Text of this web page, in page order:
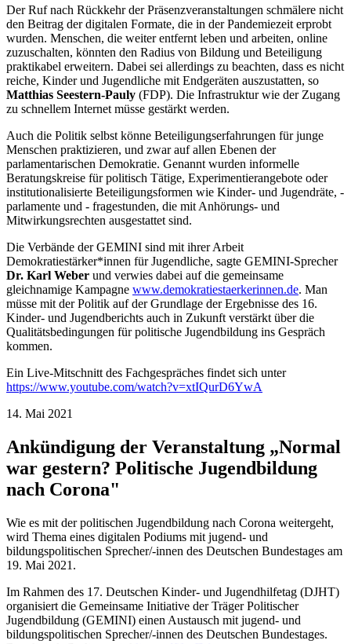
Der Ruf nach Rückkehr der Präsenzveranstaltungen schmälere nicht
den Beitrag der digitalen Formate, die in der Pandemiezeit erprobt
wurden. Menschen, die weiter entfernt leben und arbeiten, online
zuzuschalten, könnten den Radius von Bildung und Beteiligung
praktikabel erweitern. Dabei sei allerdings zu beachten, dass es nicht
reiche, Kinder und Jugendliche mit Endgeräten auszustatten, so
Matthias Seestern-Pauly (FDP). Die Infrastruktur wie der Zugang
zu schnellem Internet müsse gestärkt werden.
Auch die Politik selbst könne Beteiligungserfahrungen für junge
Menschen praktizieren, und zwar auf allen Ebenen der
parlamentarischen Demokratie. Genannt wurden informelle
Beratungskreise für politisch Tätige, Experimentierangebote oder
institutionalisierte Beteiligungsformen wie Kinder- und Jugendräte, -
parlamente und - fragestunden, die mit Anhörungs- und
Mitwirkungsrechten ausgestattet sind.
Die Verbände der GEMINI sind mit ihrer Arbeit
Demokratiestärker*innen für Jugendliche, sagte GEMINI-Sprecher
Dr. Karl Weber und verwies dabei auf die gemeinsame
gleichnamige Kampagne www.demokratiestaerkerinnen.de. Man
müsse mit der Politik auf der Grundlage der Ergebnisse des 16.
Kinder- und Jugendberichts auch in Zukunft verstärkt über die
Qualitätsbedingungen für politische Jugendbildung ins Gespräch
kommen.
Ein Live-Mitschnitt des Fachgespräches findet sich unter
https://www.youtube.com/watch?v=xtIQurD6YwA
14. Mai 2021
Ankündigung der Veranstaltung „Normal
war gestern? Politische Jugendbildung
nach Corona"
Wie es mit der politischen Jugendbildung nach Corona weitergeht,
wird Thema eines digitalen Podiums mit jugend- und
bildungspolitischen Sprecher/-innen des Deutschen Bundestages am
19. Mai 2021.
Im Rahmen des 17. Deutschen Kinder- und Jugendhilfetag (DJHT)
organisiert die Gemeinsame Initiative der Träger Politischer
Jugendbildung (GEMINI) einen Austausch mit jugend- und
bildungspolitischen Sprecher/-innen des Deutschen Bundestages.